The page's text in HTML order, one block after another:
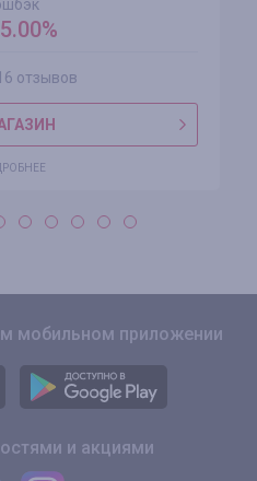
отзывов
мобильном приложении
и акциями